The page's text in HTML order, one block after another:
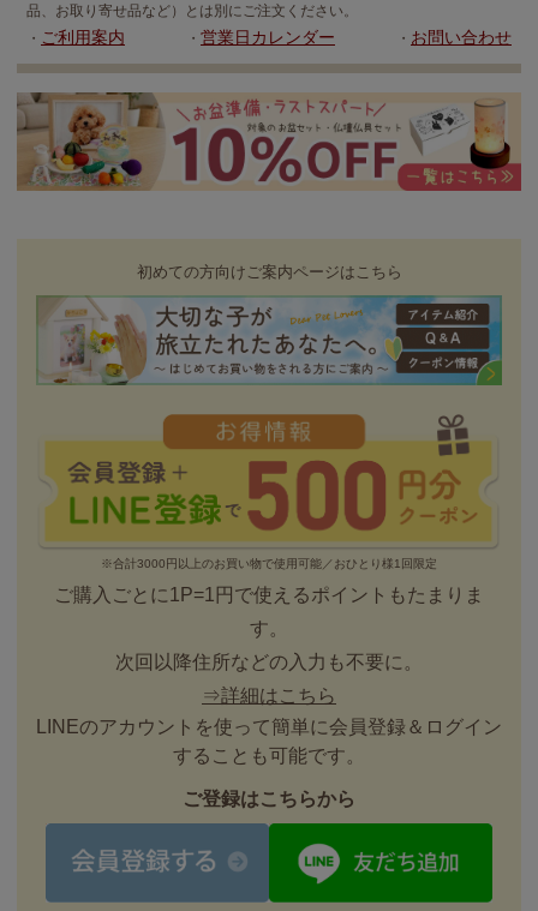
品、お取り寄せ品など）とは別にご注文ください。
・ ご利用案内 ・ 営業日カレンダー ・ お問い合わせ
初めての方向けご案内ページはこちら
※合計3000円以上のお買い物で使用可能／おひとり様1回限定
ご購入ごとに1P=1円で使えるポイントもたまりま
す。
次回以降住所などの入力も不要に。
⇒詳細はこちら
LINEのアカウントを使って簡単に会員登録＆ログイン
することも可能です。
ご登録はこちらから